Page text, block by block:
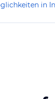
in